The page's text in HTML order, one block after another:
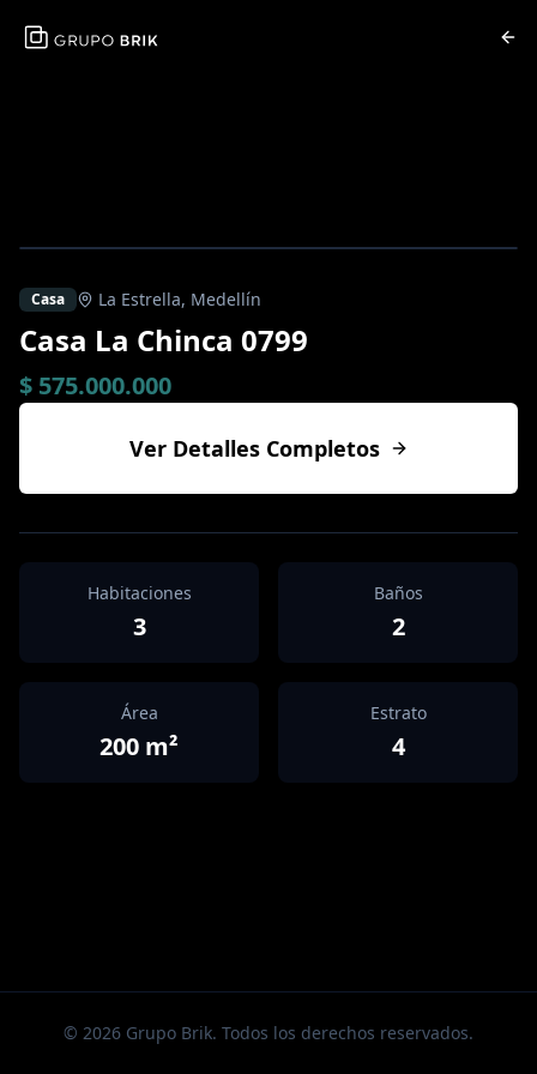
Casa La Estrella, Medellín
Casa La Chinca 0799
$ 575.000.000
Ver Detalles Completos
Habitaciones
3
Baños
2
Área
200 m²
Estrato
4
© 2026 Grupo Brik. Todos los derechos reservados.